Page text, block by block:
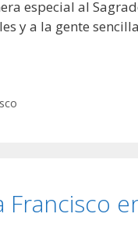
especial al
y a la gente
Francisco